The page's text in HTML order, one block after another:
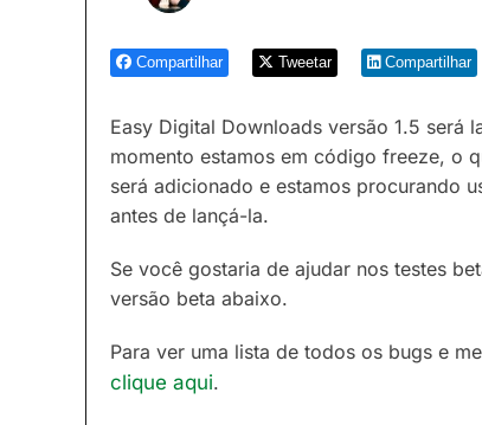
Compartilhar Tweetar Compartilhar
Easy Digital Downloads versão 1.5 será
momento estamos em código freeze, o
será adicionado e estamos procurando
antes de lançá-la.
Se você gostaria de ajudar nos testes
versão beta abaixo.
Para ver uma lista de todos os bugs e
clique aqui.